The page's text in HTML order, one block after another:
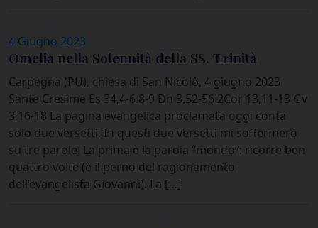
4 Giugno 2023
Omelia nella Solennità della SS. Trinità
Carpegna (PU), chiesa di San Nicolò, 4 giugno 2023
Sante Cresime Es 34,4-6.8-9 Dn 3,52-56 2Cor 13,11-13 Gv
3,16-18 La pagina evangelica proclamata oggi conta
solo due versetti. In questi due versetti mi soffermerò
su tre parole. La prima è la parola “mondo”: ricorre ben
quattro volte (è il perno del ragionamento
dell’evangelista Giovanni). La […]